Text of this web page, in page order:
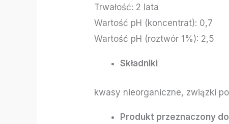
Trwałość: 2 lata
Wartość pH (koncentrat): 0,7
Wartość pH (roztwór 1%): 2,5
Składniki
kwasy nieorganiczne, związki
Produkt przeznaczony